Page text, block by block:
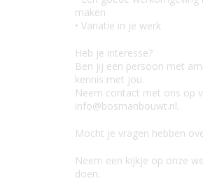
maken
• Variatie in je werk
Heb je interesse?
Ben jij een persoon met
kennis met jou.
Neem contact met ons op
info@bosmanbouwt.nl.
Mocht je vragen hebben
Neem een kijkje op onze
doen.